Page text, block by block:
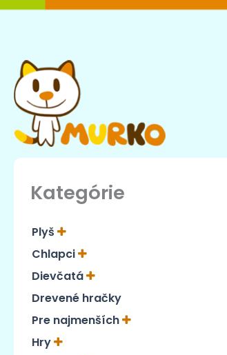
Preskočiť
Kategórie
Plyš
Chlapci
Dievčatá
Drevené hračky
Pre najmenších
Hry